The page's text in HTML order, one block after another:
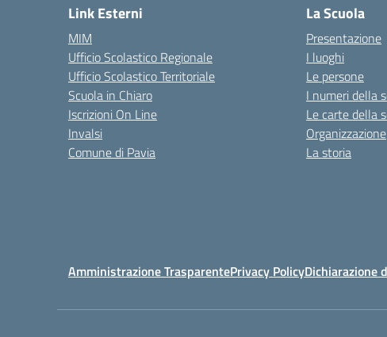
Link Esterni
MIM
Ufficio Scolastico Regionale
Ufficio Scolastico Territoriale
Scuola in Chiaro
Iscrizioni On Line
Invalsi
Comune di Pavia
La Scuola
Presentazione
I luoghi
Le persone
I numeri della
Le carte della
Organizzazione
La storia
Amministrazione TrasparentePrivacy PolicyDichiarazione